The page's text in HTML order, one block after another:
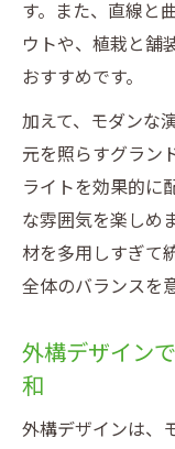
す。また、直線と
ウトや、植栽と舗
おすすめです。
加えて、モダンな
元を照らすグラン
ライトを効果的に
な雰囲気を楽しめ
材を多用しすぎて
全体のバランスを
外構デザイン
和
外構デザインは、